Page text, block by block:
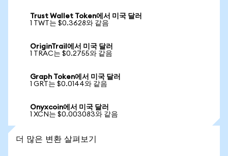
Trust Wallet Token에서 미국 달러
1 TWT는 $0.3628와 같음
OriginTrail에서 미국 달러
1 TRAC는 $0.2755와 같음
Graph Token에서 미국 달러
1 GRT는 $0.0144와 같음
Onyxcoin에서 미국 달러
1 XCN는 $0.003083와 같음
더 많은 변환 살펴보기